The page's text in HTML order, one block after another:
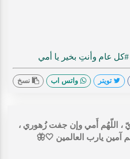
#كل عام وأنتِ بخير يا أمي
تويتر واتس اب نسخ
، اللّهُم أَمي وإن جفت زُهوري ،
آمين يارب العالمين 🤍🦋